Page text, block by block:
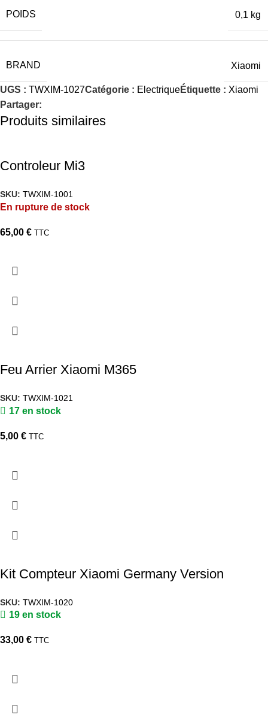
POIDS 0,1 kg
BRAND Xiaomi
UGS : TWXIM-1027Catégorie : ElectriqueÉtiquette : Xiaomi
Partager:
Produits similaires
Controleur Mi3
SKU: TWXIM-1001
En rupture de stock
65,00 € TTC
Feu Arrier Xiaomi M365
SKU: TWXIM-1021
17 en stock
5,00 € TTC
Kit Compteur Xiaomi Germany Version
SKU: TWXIM-1020
19 en stock
33,00 € TTC